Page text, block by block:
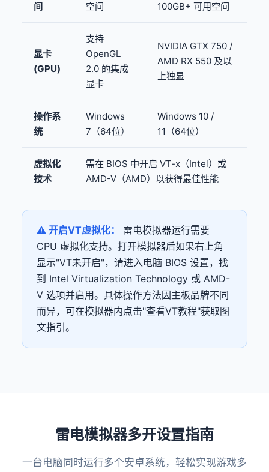
间
空间
100GB+ 可用空间
显卡
(GPU)
支持
OpenGL
2.0 的集成
显卡
NVIDIA GTX 750 /
AMD RX 550 及以
上独显
操作系
统
Windows
7（64位）
Windows 10 /
11（64位）
虚拟化
技术
需在 BIOS 中开启 VT-x（Intel）或
AMD-V（AMD）以获得最佳性能
⚠️ 开启VT虚拟化：
雷电模拟器运行需要
CPU 虚拟化支持。打开模拟器后如果右上角
显示"VT未开启"，请进入电脑 BIOS 设置，找
到 Intel Virtualization Technology 或 AMD-
V 选项并启用。具体操作方法因主板品牌不同
而异，可在模拟器内点击"查看VT教程"获取图
文指引。
雷电模拟器多开设置指南
一台电脑同时运行多个安卓系统，轻松实现游戏多